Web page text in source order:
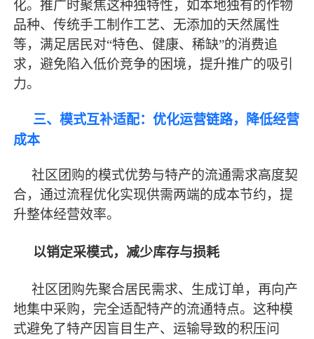
化。推广时聚焦这种独特性，如本地独有的作物
品种、传统手工制作工艺、无添加的天然属性
等，满足居民对“特色、健康、稀缺”的消费追
求，避免陷入低价竞争的困境，提升推广的吸引
力。
三、模式互补适配：优化运营链路，降低经营
成本
社区团购的模式优势与特产的流通需求高度契
合，通过流程优化实现供需两端的成本节约，提
升整体经营效率。
以销定采模式，减少库存与损耗
社区团购先聚合居民需求、生成订单，再向产
地集中采购，完全适配特产的流通特点。这种模
式避免了特产因盲目生产、运输导致的积压问